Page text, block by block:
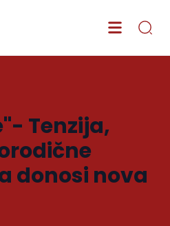
Tenzija,
donosi nova